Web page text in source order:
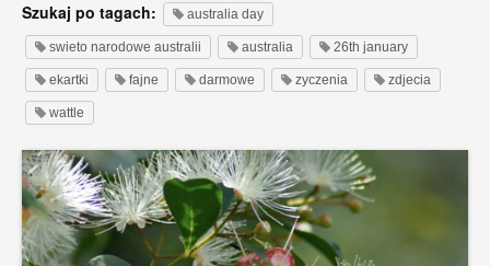
Szukaj po tagach: australia day
swieto narodowe australii australia 26th january
ekartki fajne darmowe zyczenia zdjecia
wattle